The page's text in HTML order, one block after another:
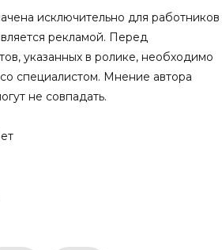
исключительно для работников
рекламой. Перед
указанных в ролике, необходимо
специалистом. Мнение автора
не совпадать.